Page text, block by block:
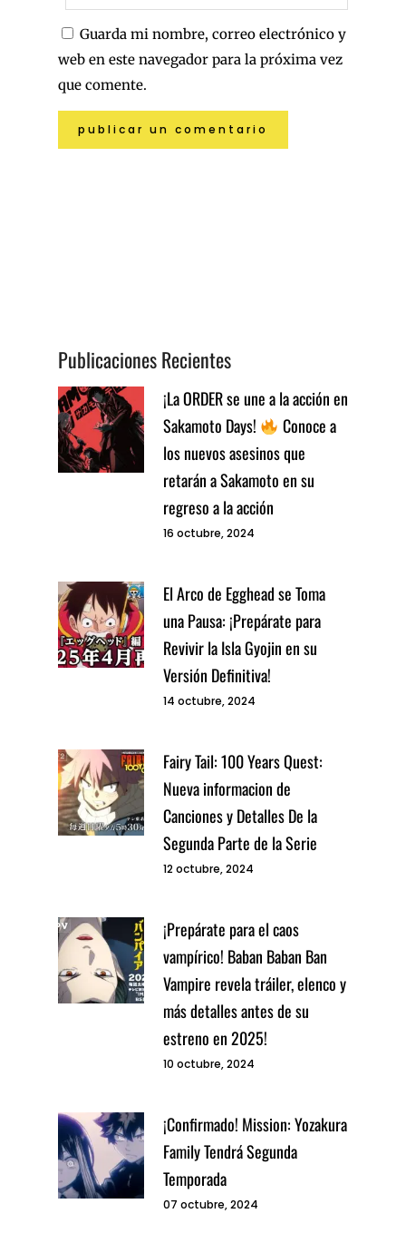
Guarda mi nombre, correo electrónico y
web en este navegador para la próxima vez
que comente.
Publicaciones Recientes
¡La ORDER se une a la acción en
Sakamoto Days!
Conoce a
los nuevos asesinos que
retarán a Sakamoto en su
regreso a la acción
16 octubre, 2024
El Arco de Egghead se Toma
una Pausa: ¡Prepárate para
Revivir la Isla Gyojin en su
Versión Definitiva!
14 octubre, 2024
Fairy Tail: 100 Years Quest:
Nueva informacion de
Canciones y Detalles De la
Segunda Parte de la Serie
12 octubre, 2024
¡Prepárate para el caos
vampírico! Baban Baban Ban
Vampire revela tráiler, elenco y
más detalles antes de su
estreno en 2025!
10 octubre, 2024
¡Confirmado! Mission: Yozakura
Family Tendrá Segunda
Temporada
07 octubre, 2024